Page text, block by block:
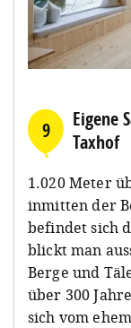
9
Eigene
Taxhof
1.020 Meter
inmitten der
befindet sich
blickt man
Berge und
über 300
sich vom